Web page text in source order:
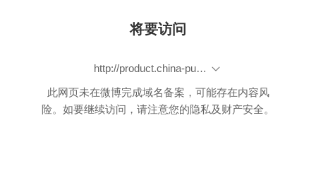
将要访问
http://product.china-pub.com/4640116
此网页未在微博完成域名备案，可能存在内容风
险。如要继续访问，请注意您的隐私及财产安全。